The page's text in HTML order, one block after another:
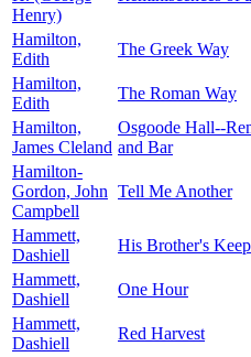
Henry)
Hamilton,
Edith
The Greek Way
Hamilton,
Edith
The Roman Way
Hamilton,
James Cleland
Osgoode Hall--
and Bar
Hamilton-
Gordon, John
Campbell
Tell Me Another
Hammett,
Dashiell
His Brother's
Hammett,
Dashiell
One Hour
Hammett,
Dashiell
Red Harvest